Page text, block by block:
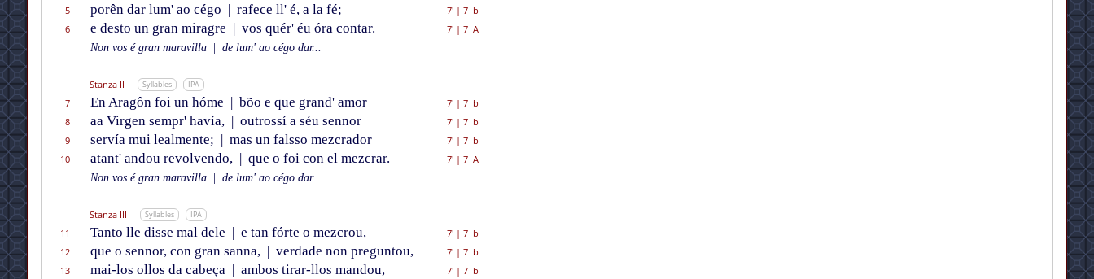
5
porên dar lum' ao cégo | rafece ll' é, a la fé; 7'| 7 b
6
e desto un gran miragre | vos quér' éu óra contar. 7'| 7 A
Non vos é gran maravilla
de lum' ao cégo dar...
Stanza II Syllables IPA
7 En Aragôn foi un hóme | bõo e que grand' amor 7'| 7 b
8
aa Virgen sempr' havía, | outrossí a séu sennor 7'| 7 b
9
servía mui lealmente; | mas un falsso mezcrador 7'| 7 b
10
atant' andou revolvendo, | que o foi con el mezcrar. 7'| 7 A
Non vos é gran maravilla
de lum' ao cégo dar...
Stanza III Syllables IPA
11 Tanto lle disse mal dele | e tan fórte o mezcrou, 7'| 7 b
12
que o sennor, con gran sanna, | verdade non preguntou, 7'| 7 b
13
mai-los ollos da cabeça | ambos tirar-llos mandou, 7'| 7 b